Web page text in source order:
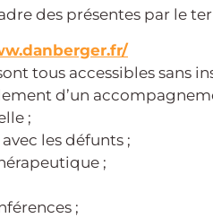
des présentes par le
tous accessibles sans
d’un
;
les défunts ;
;
;